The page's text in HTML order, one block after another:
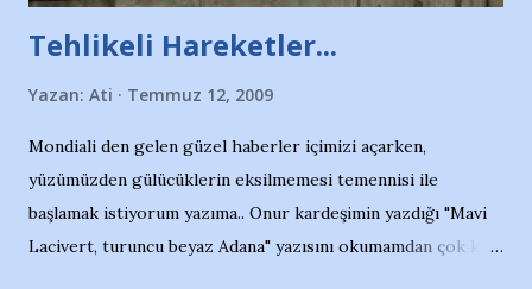
Tehlikeli Hareketler...
Yazan: Ati Temmuz 12, 2009
Mondiali den gelen güzel haberler içimizi açarken,
yüzümüzden gülücüklerin eksilmemesi temennisi ile
başlamak istiyorum yazıma.. Onur kardeşimin yazdığı "Mavi
Lacivert, turuncu beyaz Adana" yazısını okumamdan çok kısa